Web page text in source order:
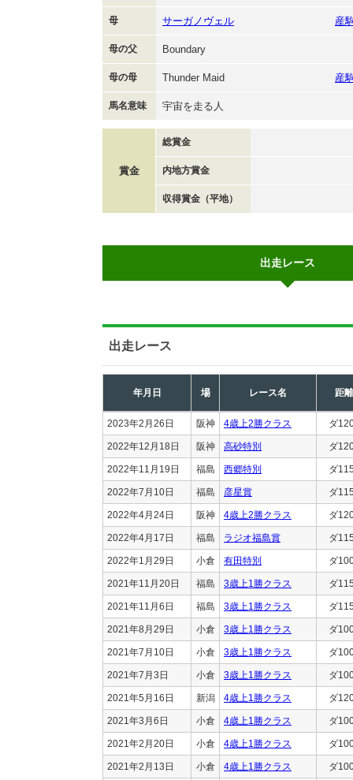
母 サーガノヴェル 産
母の父 Boundary
母の母 Thunder Maid 産
馬名意味 宇宙を走る人
賞金
総賞金
内地方賞金
収得賞金（平地）
出走レース
出走レース
年月日 場 レース名 距離
2023年2月26日 阪神 4歳上2勝クラス ダ
2022年12月18日 阪神 高砂特別 ダ
2022年11月19日 福島 西郷特別 ダ
2022年7月10日 福島 彦星賞 ダ
2022年4月24日 阪神 4歳上2勝クラス ダ
2022年4月17日 福島 ラジオ福島賞 ダ
2022年1月29日 小倉 有田特別 ダ
2021年11月20日 福島 3歳上1勝クラス ダ
2021年11月6日 福島 3歳上1勝クラス ダ
2021年8月29日 小倉 3歳上1勝クラス ダ
2021年7月10日 小倉 3歳上1勝クラス ダ
2021年7月3日 小倉 3歳上1勝クラス ダ
2021年5月16日 新潟 4歳上1勝クラス ダ
2021年3月6日 小倉 4歳上1勝クラス ダ
2021年2月20日 小倉 4歳上1勝クラス ダ
2021年2月13日 小倉 4歳上1勝クラス ダ